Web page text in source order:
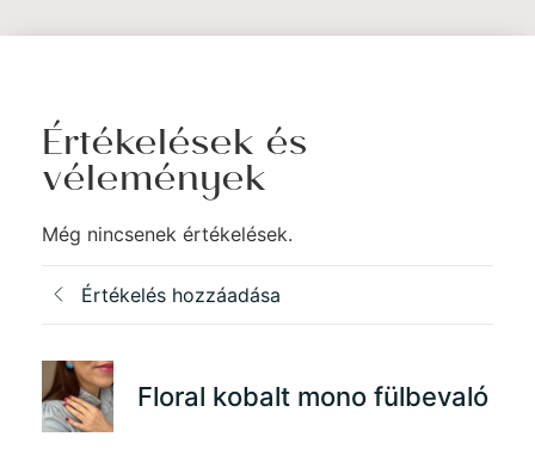
Értékelések és
vélemények
Még nincsenek értékelések.
Értékelés hozzáadása
Floral kobalt mono fülbevaló